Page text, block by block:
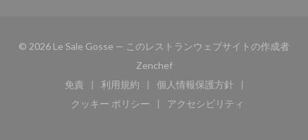
© 2026 Le Sale Gosse — このレストランウェブサイトの作成者
Zenchef((新しいウィンドウで開きます))
免責
((新しいウィンドウで開きます))
利用規約
((新しいウィンドウで開きます))
個人情報保護方針
((新しいウィンドウで開
クッキー ポリシー
((新しいウィンドウで開きます))
アクセシビリティ
((新しいウィンドウで